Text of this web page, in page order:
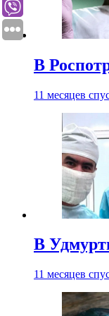
В
11 месяцев
В
11 месяцев